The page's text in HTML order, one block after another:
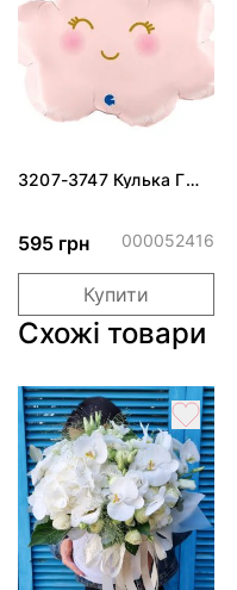
3207-3747 Кулька Г
595 грн 000052416
Купити
Схожі товари